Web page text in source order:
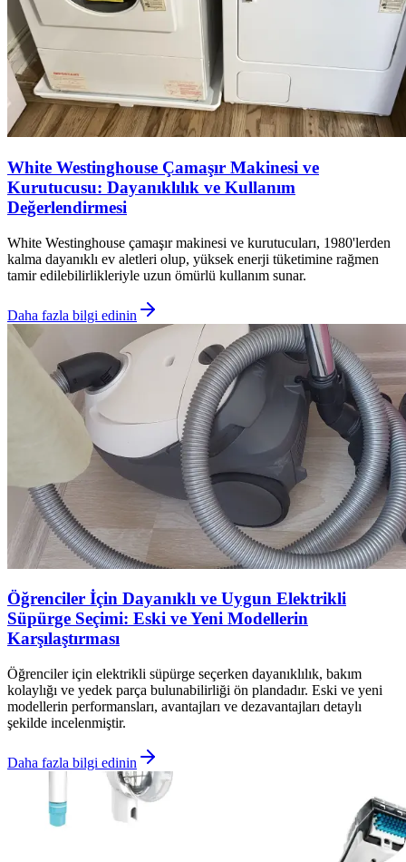
White Westinghouse Çamaşır Makinesi ve
Kurutucusu: Dayanıklılık ve Kullanım
Değerlendirmesi
White Westinghouse çamaşır makinesi ve kurutucuları, 1980'lerden
kalma dayanıklı ev aletleri olup, yüksek enerji tüketimine rağmen
tamir edilebilirlikleriyle uzun ömürlü kullanım sunar.
Daha fazla bilgi edinin
Öğrenciler İçin Dayanıklı ve Uygun Elektrikli
Süpürge Seçimi: Eski ve Yeni Modellerin
Karşılaştırması
Öğrenciler için elektrikli süpürge seçerken dayanıklılık, bakım
kolaylığı ve yedek parça bulunabilirliği ön plandadır. Eski ve yeni
modellerin performansları, avantajları ve dezavantajları detaylı
şekilde incelenmiştir.
Daha fazla bilgi edinin